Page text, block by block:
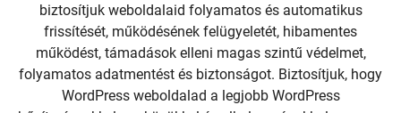
biztosítjuk weboldalaid folyamatos és automatikus
frissítését, működésének felügyeletét, hibamentes
működést, támadások elleni magas szintű védelmet,
folyamatos adatmentést és biztonságot. Biztosítjuk, hogy
WordPress weboldalad a legjobb WordPress